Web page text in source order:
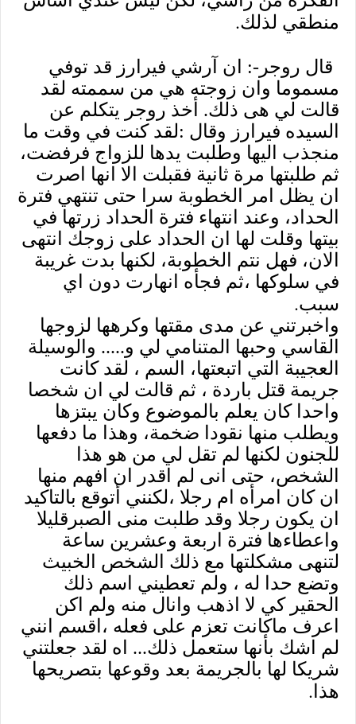
منطقي لذلك.
قال روجر-: ان آرشي فيرارز قد توفي
مسموما وان زوجته هي من سممته لقد
قالت لي هى ذلك. أخذ روجر يتكلم عن
السيده فيرارز وقال :لقد كنت في وقت ما
منجذب اليها وطلبت يدها للزواج فرفضت،
ثم طلبتها مرة ثانية فقبلت الا انها اصرت
ان يظل امر الخطوبة سرا حتى تنتهي فترة
الحداد، وعند انتهاء فترة الحداد زرتها في
بيتها وقلت لها ان الحداد على زوجك انتهى
الان، فهل نتم الخطوبة، لكنها بدت غريبة
في سلوكها ،ثم فجأه انهارت دون اي
سبب.
واخبرتني عن مدى مقتها وكرهها لزوجها
القاسي وحبها المتنامي لي و..... والوسيلة
العجيبة التي اتبعتها، السم ، لقد كانت
جريمة قتل باردة ، ثم قالت لي ان شخصا
واحدا كان يعلم بالموضوع وكان يبتزها
ويطلب منها نقودا ضخمة، وهذا ما دفعها
للجنون لكنها لم تقل لي من هو هذا
الشخص، حتى انى لم اقدر ان افهم منها
ان كان امرأه ام رجلا ،لكنني أتوقع بالتاكيد
ان يكون رجلا وقد طلبت منى الصبرقليلا
واعطاءها فترة اربعة وعشرين ساعة
لتنهى مشكلتها مع ذلك الشخص الخبيث
وتضع حدا له ، ولم تعطيني اسم ذلك
الحقير كي لا اذهب وانال منه ولم اكن
اعرف ماكانت تعزم على فعله ،اقسم انني
لم اشك بأنها ستعمل ذلك... اه لقد جعلتني
شريكا لها بالجريمة بعد وقوعها بتصريحها
هذا .